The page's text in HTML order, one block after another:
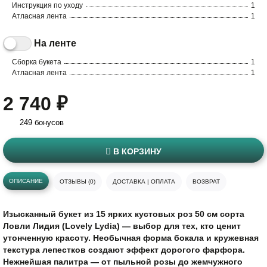
Инструкция по уходу
1
Атласная лента
1
На ленте
Сборка букета
1
Атласная лента
1
2 740 ₽
249 бонусов
В КОРЗИНУ
ОПИСАНИЕ ОТЗЫВЫ (0) ДОСТАВКА | ОПЛАТА ВОЗВРАТ
Изысканный букет из 15 ярких кустовых роз 50 см сорта
Ловли Лидия (Lovely Lydia) — выбор для тех, кто ценит
утонченную красоту. Необычная форма бокала и кружевная
текстура лепестков создают эффект дорогого фарфора.
Нежнейшая палитра — от пыльной розы до жемчужного